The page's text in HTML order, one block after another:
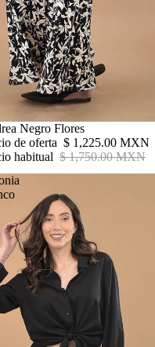
Negro Flores
de oferta $ 1,225.00 MXN
habitual $ 1,750.00 MXN